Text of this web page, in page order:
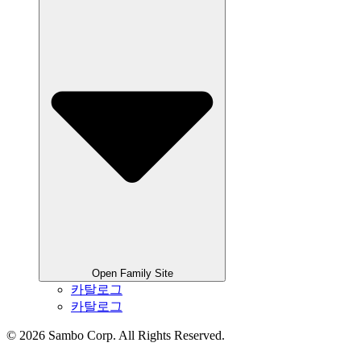
Open Family Site
카탈로그
카탈로그
© 2026 Sambo Corp. All Rights Reserved.